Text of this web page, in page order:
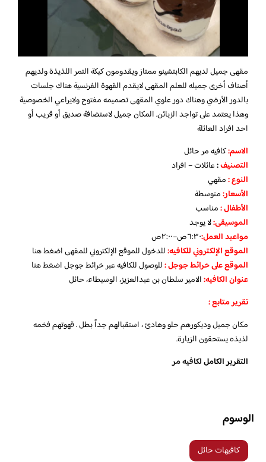
مقهى جميل لديهم الكابتشينو ممتاز ويقدومون كيكة التمر اللذيذة ولديهم
أصناف أخرى جميله للعلم المقهى لايقدم القهوة الفرنسية هناك جلسات
بالدور الأرضي وهناك دور علوي المقهى تصميمه مفتوح ولايراعي الخصوصية
وهذا يعتمد على تواجد الزبائن. المكان جميل لاستضافة صديق أو قريب أو
احد افراد العائلة
الاسم:كافيه مر حائل
التصنيف:عائلات – افراد
النوع :مقهي
الأسعار:متوسطة
الأطفال:مناسب
الموسيقى:لا يوجد
مواعيد العمل:٦:٣٠ص–٢:٠٠ص
الموقع الإلكتروني للكافيه:للدخول للموقع الإلكتروني للمقهىاضغط هنا
الموقع على خرائط جوجل:للوصول للكافيه عبر خرائط جوجلاضغط هنا
عنوان الكافيه:الامير سلطان بن عبدالعزيز، الوسيطاء، حائل
تقرير متابع :
مكان جميل وديكورهم حلو وهادئ ، استقبالهم جداً بطل . قهوتهم فخمه
لذيذه يستحقون الزيارة.
التقرير الكامللكافيه مر
الوسوم
كافيهات حائل